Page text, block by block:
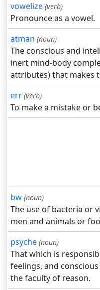
vowelize (verb)
Pronounce as a vowel.
atman (noun)
The conscious and
inert mind-body
attributes) that makes
err (verb)
To make a mistake or
bw (noun)
The use of bacteria or
men and animals or
psyche (noun)
That which is
feelings, and
the faculty of reason.